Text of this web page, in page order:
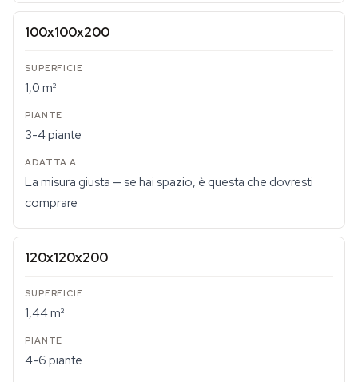
100x100x200
1,0 m²
3-4 piante
La misura giusta — se hai spazio, è questa che dovresti
comprare
120x120x200
1,44 m²
4-6 piante